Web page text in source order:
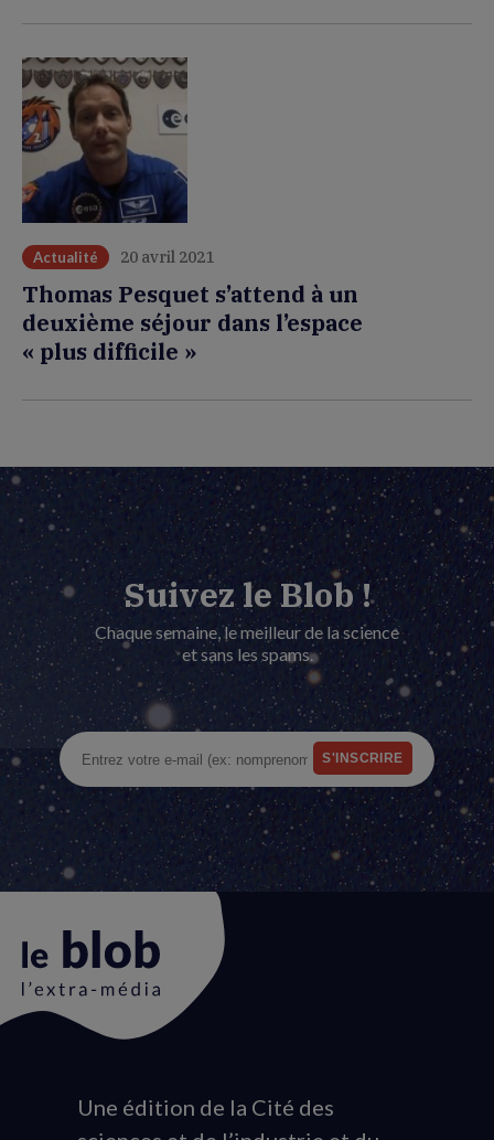
Actualité 20 avril 2021
Thomas Pesquet s’attend à un
deuxième séjour dans l’espace
« plus difficile »
Suivez le Blob !
Chaque semaine, le meilleur de la science
et sans les spams.
Animation
Une édition de la Cité des